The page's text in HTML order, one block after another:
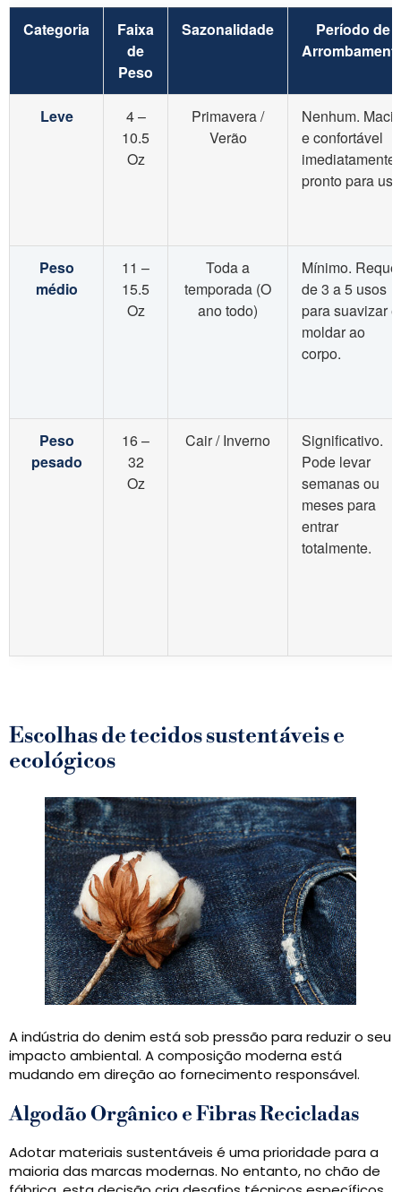
Categoria
Faixa
de
Peso
Sazonalidade
Período de
Leve
4 –
10.5
Oz
Primavera /
Verão
Nenhum. Macio
e confortável
imediatamente
pronto para
Peso
médio
11 –
15.5
Oz
Toda a
temporada (O
ano todo)
Mínimo.
de 3 a 5 usos
para suavizar e
moldar ao
corpo.
Peso
pesado
16 –
32
Oz
Cair / Inverno
Significativo.
Pode levar
semanas ou
meses para
entrar
totalmente.
Escolhas de tecidos sustentáveis ​​e
ecológicos
A indústria do denim está sob pressão para reduzir o seu
impacto ambiental. A composição moderna está
mudando em direção ao fornecimento responsável.
Algodão Orgânico e Fibras Recicladas
Adotar materiais sustentáveis ​​é uma prioridade para a
maioria das marcas modernas. No entanto, no chão de